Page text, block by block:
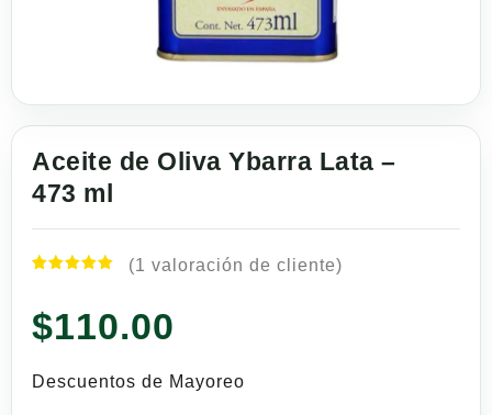
Aceite de Oliva Ybarra Lata –
473 ml
de 5 en
base a
cliente
(1 valoración de cliente)
$110.00
Descuentos de Mayoreo